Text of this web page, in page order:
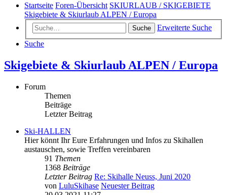
Startseite Foren-Übersicht SKIURLAUB / SKIGEBIETE
Skigebiete & Skiurlaub ALPEN / Europa
Suche
Erweiterte Suche
Suche
Skigebiete & Skiurlaub ALPEN / Europa
Forum
Themen
Beiträge
Letzter Beitrag
Ski-HALLEN
Hier könnt Ihr Eure Erfahrungen und Infos zu Skihallen
austauschen, sowie Treffen vereinbaren
91 Themen
1368 Beiträge
Letzter Beitrag Re: Skihalle Neuss, Juni 2020
von LuluSkihase Neuester Beitrag